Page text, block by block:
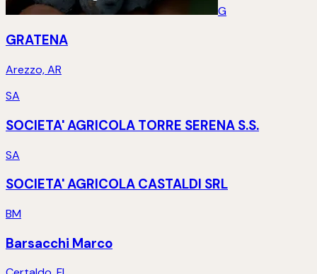
G
GRATENA
Arezzo, AR
SA
SOCIETA' AGRICOLA TORRE SERENA S.S.
SA
SOCIETA' AGRICOLA CASTALDI SRL
BM
Barsacchi Marco